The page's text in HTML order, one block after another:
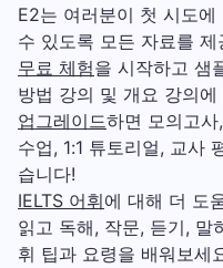
E2는 여러분이 첫 시도
수 있도록 모든 자료를 제
무료 체험을 시작하고 샘
방법 강의 및 개요 강의에
업그레이드하면 모의고
수업, 1:1 튜토리얼, 교사
습니다!
IELTS 어휘에 대해 더 도
읽고 독해, 작문, 듣기, 말
휘 팁과 요령을 배워보세